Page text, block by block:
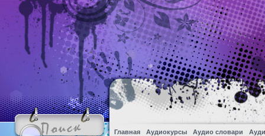
Главная Аудиокурсы Аудио словари